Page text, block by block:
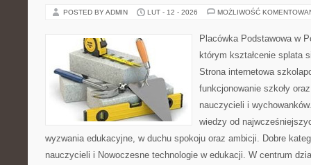
POSTED BY ADMIN LUT - 12 - 2026 MOŻLIWOŚĆ
Placówka Podstawowa w
którym kształcenie splata
Strona internetowa
funkcjonowanie szkoły
nauczycieli i
wiedzy od
wyzwania edukacyjne, w duchu spokoju oraz ambicji. Dobre
nauczycieli i Nowoczesne technologie w edukacji. W centrum